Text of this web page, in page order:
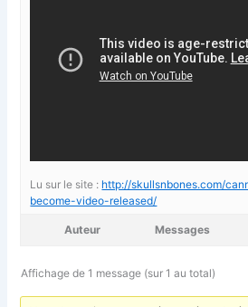
Lu sur le site : http://skullsnbones.com/
become-video-released/
Auteur Messages
Affichage de 1 message (sur 1 au total)